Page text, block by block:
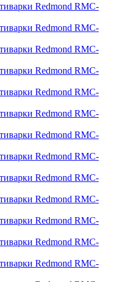
Redmond RMC-
Redmond RMC-
Redmond RMC-
Redmond RMC-
Redmond RMC-
Redmond RMC-
Redmond RMC-
Redmond RMC-
Redmond RMC-
Redmond RMC-
Redmond RMC-
Redmond RMC-
Redmond RMC-